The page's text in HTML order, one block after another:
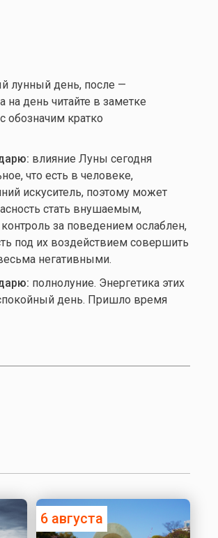
лунный день, после —
день читайте в заметке
обозначим кратко
влияние Луны сегодня
что есть в человеке,
искуситель, поэтому может
стать внушаемым,
за поведением ослаблен,
под их воздействием совершить
негативными.
полнолуние. Энергетика этих
день. Пришло время
6 августа